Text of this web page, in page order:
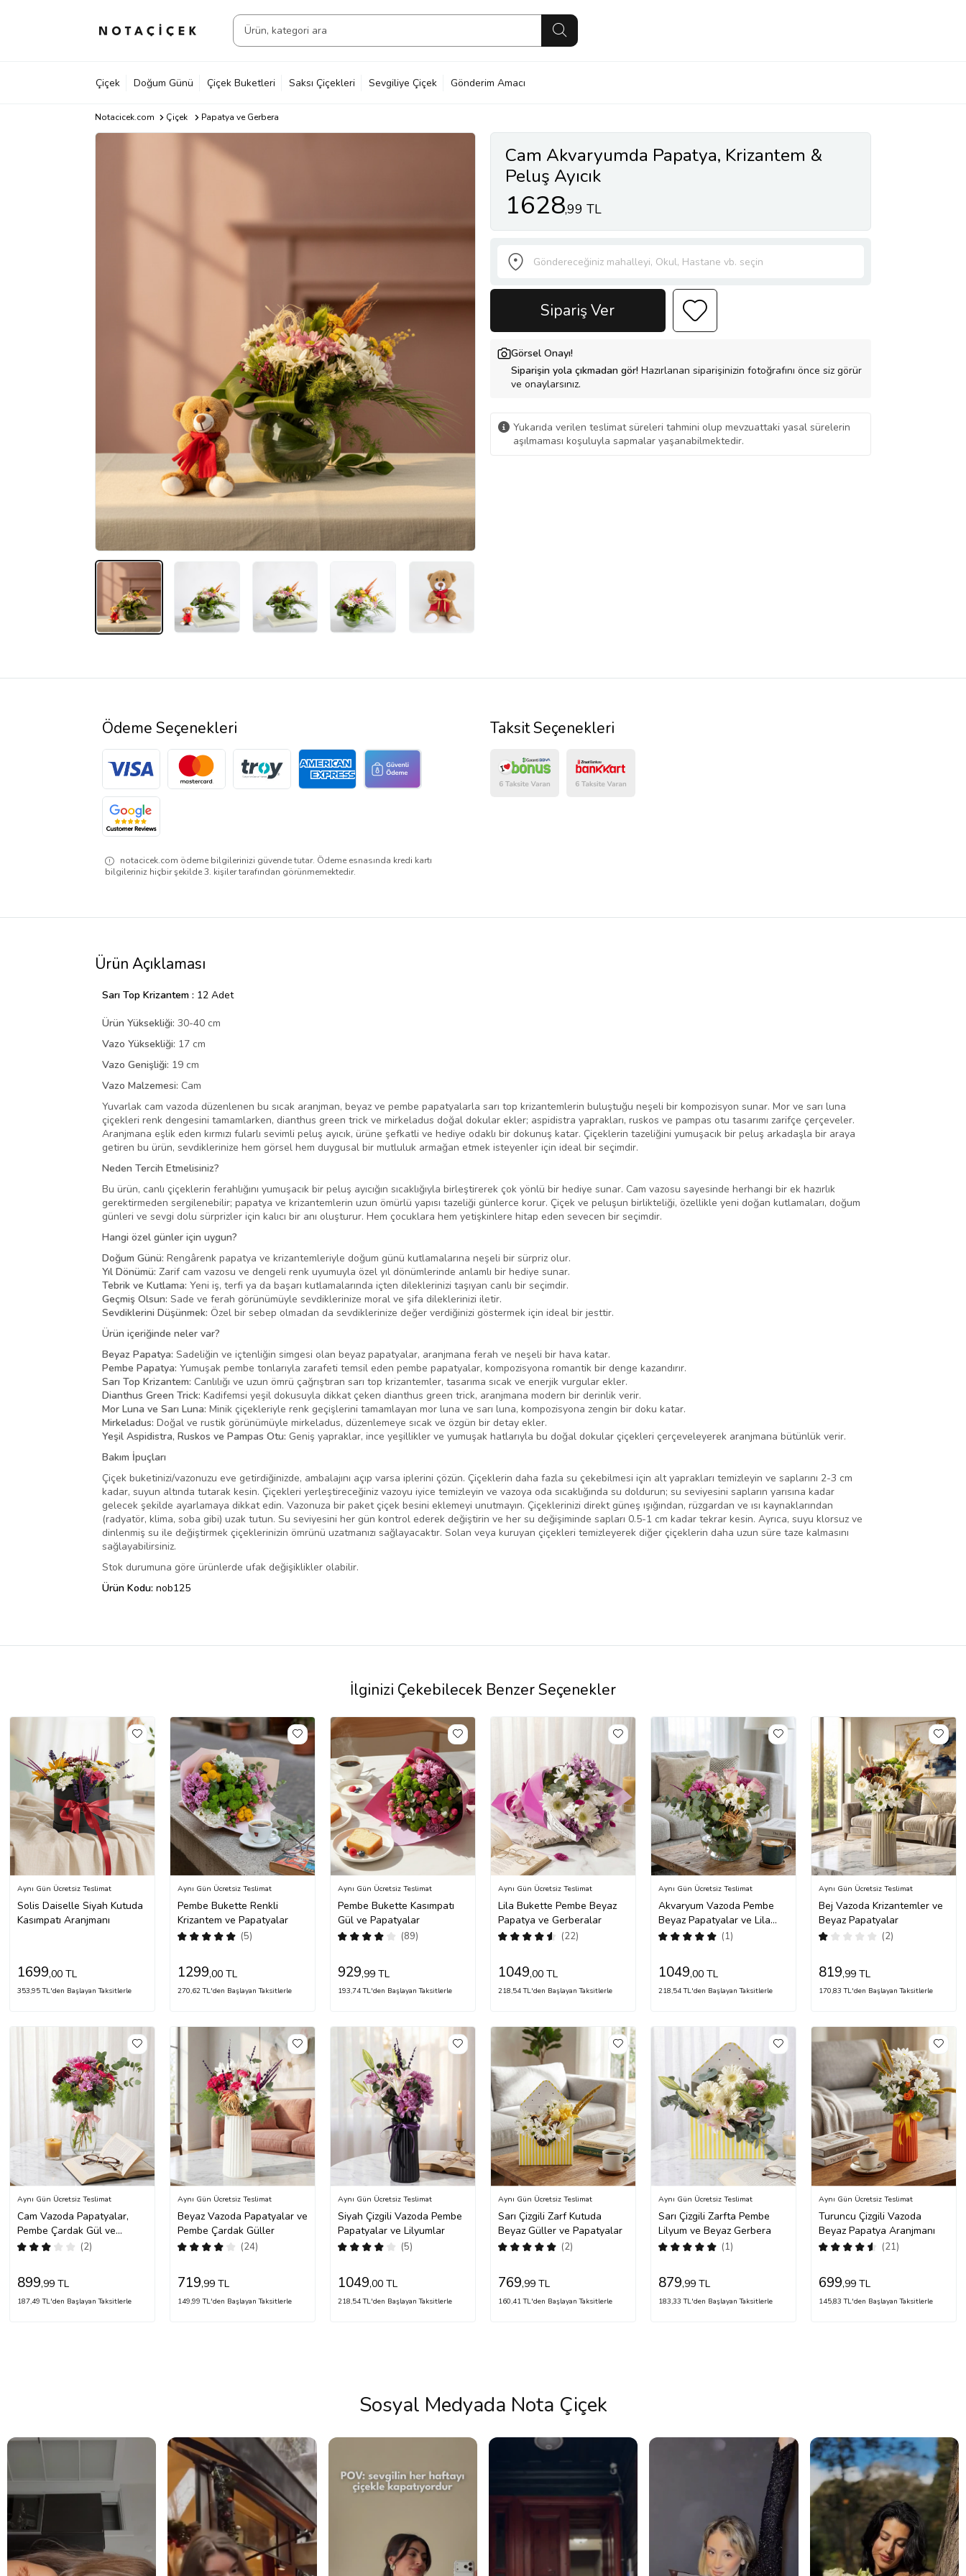
Çiçek Doğum Günü Çiçek Buketleri Saksı Çiçekleri Sevgiliye Çiçek Gönderim Amacı
Notacicek.com Çiçek Papatya ve Gerbera
Cam Akvaryumda Papatya, Krizantem &
Peluş Ayıcık
1628,99 TL
Sipariş Ver
Görsel Onayı!
Siparişin yola çıkmadan gör! Hazırlanan siparişinizin fotoğrafını önce siz görür
ve onaylarsınız.
Yukarıda verilen teslimat süreleri tahmini olup mevzuattaki yasal sürelerin
aşılmaması koşuluyla sapmalar yaşanabilmektedir.
Ödeme Seçenekleri
notacicek.com ödeme bilgilerinizi güvende tutar. Ödeme esnasında kredi kartı
bilgileriniz hiçbir şekilde 3. kişiler tarafından görünmemektedir.
Taksit Seçenekleri
Ürün Açıklaması
Sarı Top Krizantem : 12 Adet
Ürün Yüksekliği: 30-40 cm
Vazo Yüksekliği: 17 cm
Vazo Genişliği: 19 cm
Vazo Malzemesi: Cam
Yuvarlak cam vazoda düzenlenen bu sıcak aranjman, beyaz ve pembe papatyalarla sarı top krizantemlerin buluştuğu neşeli bir kompozisyon sunar. Mor ve sarı luna
çiçekleri renk dengesini tamamlarken, dianthus green trick ve mirkeladus doğal dokular ekler; aspidistra yaprakları, ruskos ve pampas otu tasarımı zarifçe çerçeveler.
Aranjmana eşlik eden kırmızı fularlı sevimli peluş ayıcık, ürüne şefkatli ve hediye odaklı bir dokunuş katar. Çiçeklerin tazeliğini yumuşacık bir peluş arkadaşla bir araya
getiren bu ürün, sevdiklerinize hem görsel hem duygusal bir mutluluk armağan etmek isteyenler için ideal bir seçimdir.
Neden Tercih Etmelisiniz?
Bu ürün, canlı çiçeklerin ferahlığını yumuşacık bir peluş ayıcığın sıcaklığıyla birleştirerek çok yönlü bir hediye sunar. Cam vazosu sayesinde herhangi bir ek hazırlık
gerektirmeden sergilenebilir; papatya ve krizantemlerin uzun ömürlü yapısı tazeliği günlerce korur. Çiçek ve peluşun birlikteliği, özellikle yeni doğan kutlamaları, doğum
günleri ve sevgi dolu sürprizler için kalıcı bir anı oluşturur. Hem çocuklara hem yetişkinlere hitap eden sevecen bir seçimdir.
Hangi özel günler için uygun?
Doğum Günü: Rengârenk papatya ve krizantemleriyle doğum günü kutlamalarına neşeli bir sürpriz olur.
Yıl Dönümü: Zarif cam vazosu ve dengeli renk uyumuyla özel yıl dönümlerinde anlamlı bir hediye sunar.
Tebrik ve Kutlama: Yeni iş, terfi ya da başarı kutlamalarında içten dileklerinizi taşıyan canlı bir seçimdir.
Geçmiş Olsun: Sade ve ferah görünümüyle sevdiklerinize moral ve şifa dileklerinizi iletir.
Sevdiklerini Düşünmek: Özel bir sebep olmadan da sevdiklerinize değer verdiğinizi göstermek için ideal bir jesttir.
Ürün içeriğinde neler var?
Beyaz Papatya: Sadeliğin ve içtenliğin simgesi olan beyaz papatyalar, aranjmana ferah ve neşeli bir hava katar.
Pembe Papatya: Yumuşak pembe tonlarıyla zarafeti temsil eden pembe papatyalar, kompozisyona romantik bir denge kazandırır.
Sarı Top Krizantem: Canlılığı ve uzun ömrü çağrıştıran sarı top krizantemler, tasarıma sıcak ve enerjik vurgular ekler.
Dianthus Green Trick: Kadifemsi yeşil dokusuyla dikkat çeken dianthus green trick, aranjmana modern bir derinlik verir.
Mor Luna ve Sarı Luna: Minik çiçekleriyle renk geçişlerini tamamlayan mor luna ve sarı luna, kompozisyona zengin bir doku katar.
Mirkeladus: Doğal ve rustik görünümüyle mirkeladus, düzenlemeye sıcak ve özgün bir detay ekler.
Yeşil Aspidistra, Ruskos ve Pampas Otu: Geniş yapraklar, ince yeşillikler ve yumuşak hatlarıyla bu doğal dokular çiçekleri çerçeveleyerek aranjmana bütünlük verir.
Bakım İpuçları
Çiçek buketinizi/vazonuzu eve getirdiğinizde, ambalajını açıp varsa iplerini çözün. Çiçeklerin daha fazla su çekebilmesi için alt yaprakları temizleyin ve saplarını 2-3 cm
kadar, suyun altında tutarak kesin. Çiçekleri yerleştireceğiniz vazoyu iyice temizleyin ve vazoya oda sıcaklığında su doldurun; su seviyesini sapların yarısına kadar
gelecek şekilde ayarlamaya dikkat edin. Vazonuza bir paket çiçek besini eklemeyi unutmayın. Çiçeklerinizi direkt güneş ışığından, rüzgardan ve ısı kaynaklarından
(radyatör, klima, soba gibi) uzak tutun. Su seviyesini her gün kontrol ederek değiştirin ve her su değişiminde sapları 0.5-1 cm kadar tekrar kesin. Ayrıca, suyu klorsuz ve
dinlenmiş su ile değiştirmek çiçeklerinizin ömrünü uzatmanızı sağlayacaktır. Solan veya kuruyan çiçekleri temizleyerek diğer çiçeklerin daha uzun süre taze kalmasını
sağlayabilirsiniz.
Stok durumuna göre ürünlerde ufak değişiklikler olabilir.
Ürün Kodu: nob125
İlginizi Çekebilecek Benzer Seçenekler
Solis Daiselle Siyah Kutuda
Kasımpatı Aranjmanı
Aynı Gün Ücretsiz Teslimat
1699,00 TL
353,95 TL'den Başlayan Taksitlerle
Pembe Bukette Renkli
Krizantem ve Papatyalar
(5)
Aynı Gün Ücretsiz Teslimat
1299,00 TL
270,62 TL'den Başlayan Taksitlerle
Pembe Bukette Kasımpatı
Gül ve Papatyalar
(89)
Aynı Gün Ücretsiz Teslimat
929,99 TL
193,74 TL'den Başlayan Taksitlerle
Lila Bukette Pembe Beyaz
Papatya ve Gerberalar
(22)
Aynı Gün Ücretsiz Teslimat
1049,00 TL
218,54 TL'den Başlayan Taksitlerle
Akvaryum Vazoda Pembe
Beyaz Papatyalar ve Lila
Güller
(1)
Aynı Gün Ücretsiz Teslimat
1049,00 TL
218,54 TL'den Başlayan Taksitlerle
Bej Vazoda Krizantemler ve
Beyaz Papatyalar
(2)
Aynı Gün Ücretsiz Teslimat
819,99 TL
170,83 TL'den Başlayan Taksitlerle
Cam Vazoda Papatyalar,
Pembe Çardak Gül ve
Krizantem
(2)
Aynı Gün Ücretsiz Teslimat
899,99 TL
187,49 TL'den Başlayan Taksitlerle
Beyaz Vazoda Papatyalar ve
Pembe Çardak Güller
(24)
Aynı Gün Ücretsiz Teslimat
719,99 TL
149,99 TL'den Başlayan Taksitlerle
Siyah Çizgili Vazoda Pembe
Papatyalar ve Lilyumlar
(5)
Aynı Gün Ücretsiz Teslimat
1049,00 TL
218,54 TL'den Başlayan Taksitlerle
Sarı Çizgili Zarf Kutuda
Beyaz Güller ve Papatyalar
(2)
Aynı Gün Ücretsiz Teslimat
769,99 TL
160,41 TL'den Başlayan Taksitlerle
Sarı Çizgili Zarfta Pembe
Lilyum ve Beyaz Gerbera
(1)
Aynı Gün Ücretsiz Teslimat
879,99 TL
183,33 TL'den Başlayan Taksitlerle
Turuncu Çizgili Vazoda
Beyaz Papatya Aranjmanı
(21)
Aynı Gün Ücretsiz Teslimat
699,99 TL
145,83 TL'den Başlayan Taksitlerle
Sosyal Medyada Nota Çiçek